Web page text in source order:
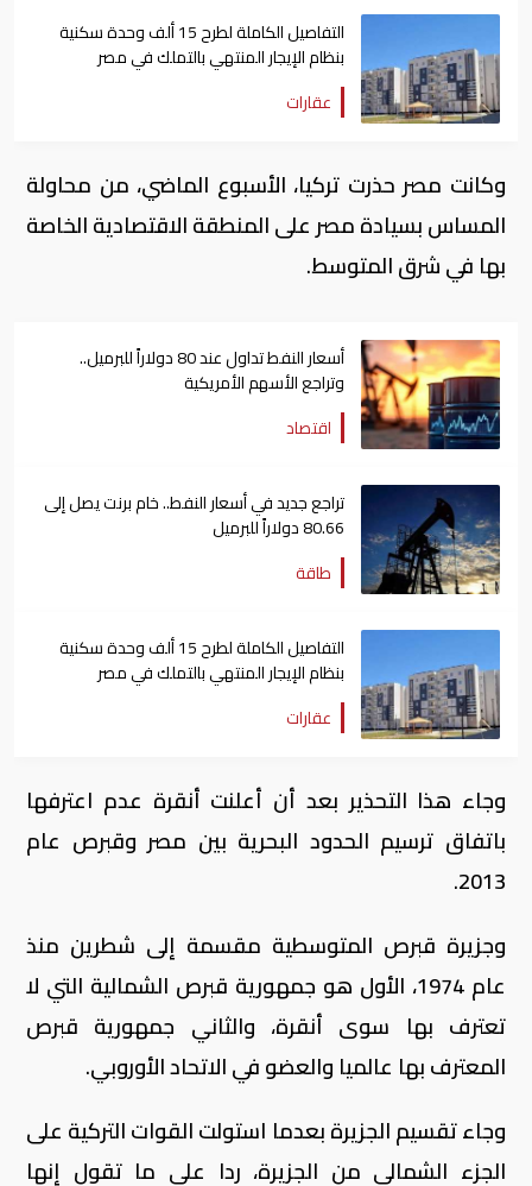
التفاصيل الكاملة لطرح 15 ألف وحدة سكنية
بنظام الإيجار المنتهي بالتملك في مصر
عقارات
وكانت مصر حذرت تركيا، الأسبوع الماضي، من محاولة
المساس بسيادة مصر على المنطقة الاقتصادية الخاصة
بها في شرق المتوسط.
أسعار النفط تداول عند 80 دولاراً للبرميل..
وتراجع الأسهم الأمريكية
اقتصاد
تراجع جديد في أسعار النفط.. خام برنت يصل إلى
80.66 دولاراً للبرميل
طاقة
التفاصيل الكاملة لطرح 15 ألف وحدة سكنية
بنظام الإيجار المنتهي بالتملك في مصر
عقارات
وجاء هذا التحذير بعد أن أعلنت أنقرة عدم اعترفها
باتفاق ترسيم الحدود البحرية بين مصر وقبرص عام
2013.
وجزيرة قبرص المتوسطية مقسمة إلى شطرين منذ
عام 1974، الأول هو جمهورية قبرص الشمالية التي لا
تعترف بها سوى أنقرة، والثاني جمهورية قبرص
المعترف بها عالميا والعضو في الاتحاد الأوروبي.
وجاء تقسيم الجزيرة بعدما استولت القوات التركية على
الجزء الشمالي من الجزيرة، ردا على ما تقول إنها